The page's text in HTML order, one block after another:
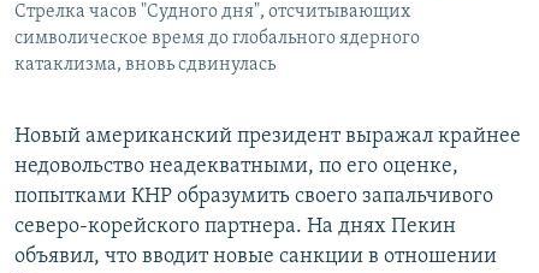
Стрелка часов "Судного дня", отсчитывающих
символическое время до глобального ядерного
катаклизма, вновь сдвинулась
Новый американский президент выражал крайнее
недовольство неадекватными, по его оценке,
попытками КНР образумить своего запальчивого
северо-корейского партнера. На днях Пекин
объявил, что вводит новые санкции в отношении